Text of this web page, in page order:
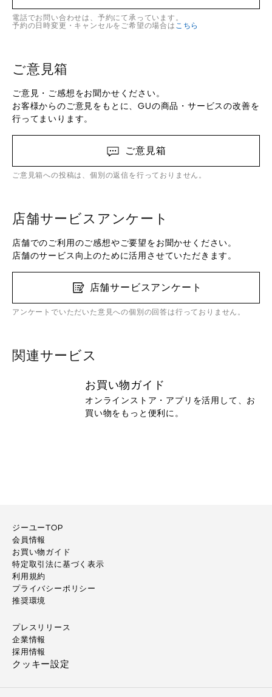
電話でお問い合わせは、予約にて承っています。
予約の日時変更・キャンセルをご希望の場合は こちら
ご意見箱
ご意見・ご感想をお聞かせください。
お客様からのご意見をもとに、GUの商品・サービスの改善を
行ってまいります。
ご意見箱
ご意見箱への投稿は、個別の返信を行っておりません。
店舗サービスアンケート
店舗でのご利用のご感想やご要望をお聞かせください。
店舗のサービス向上のために活用させていただきます。
店舗サービスアンケート
アンケートでいただいた意見への個別の回答は行っておりません。
関連サービス
お買い物ガイド
オンラインストア・アプリを活用して、お
買い物をもっと便利に。
ジーユーTOP
会員情報
お買い物ガイド
特定取引法に基づく表示
利用規約
プライバシーポリシー
推奨環境
プレスリリース
企業情報
採用情報
クッキー設定